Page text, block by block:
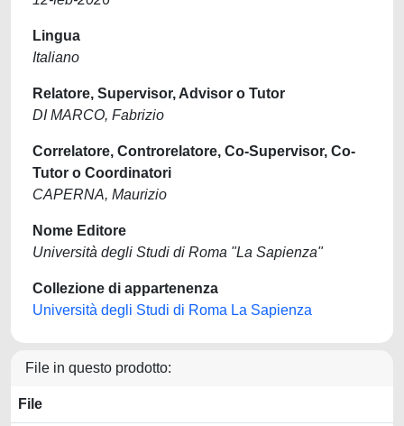
Lingua
Italiano
Relatore, Supervisor, Advisor o Tutor
DI MARCO, Fabrizio
Correlatore, Controrelatore, Co-Supervisor, Co-
Tutor o Coordinatori
CAPERNA, Maurizio
Nome Editore
Università degli Studi di Roma "La Sapienza"
Collezione di appartenenza
Università degli Studi di Roma La Sapienza
File in questo prodotto:
File